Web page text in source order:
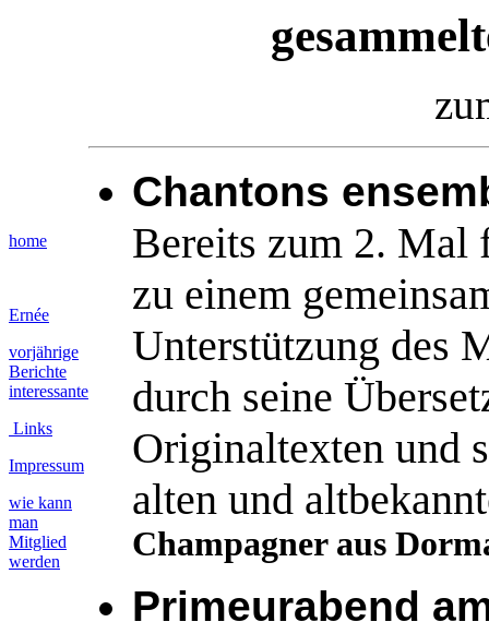
home
Ernée
vorjährige
Berichte
interessante
Links
Impressum
wie kann
man
Mitglied
werden
Chantons
Bereits zum 2. Mal
zu einem
Unterstützung des
durch seine
Originaltexten und
alten und
Champagner aus
Primeurabend